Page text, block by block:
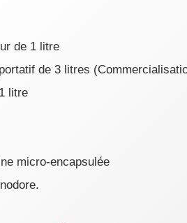
de 1 litre
de 3 litres (
litre
micro-encapsulée